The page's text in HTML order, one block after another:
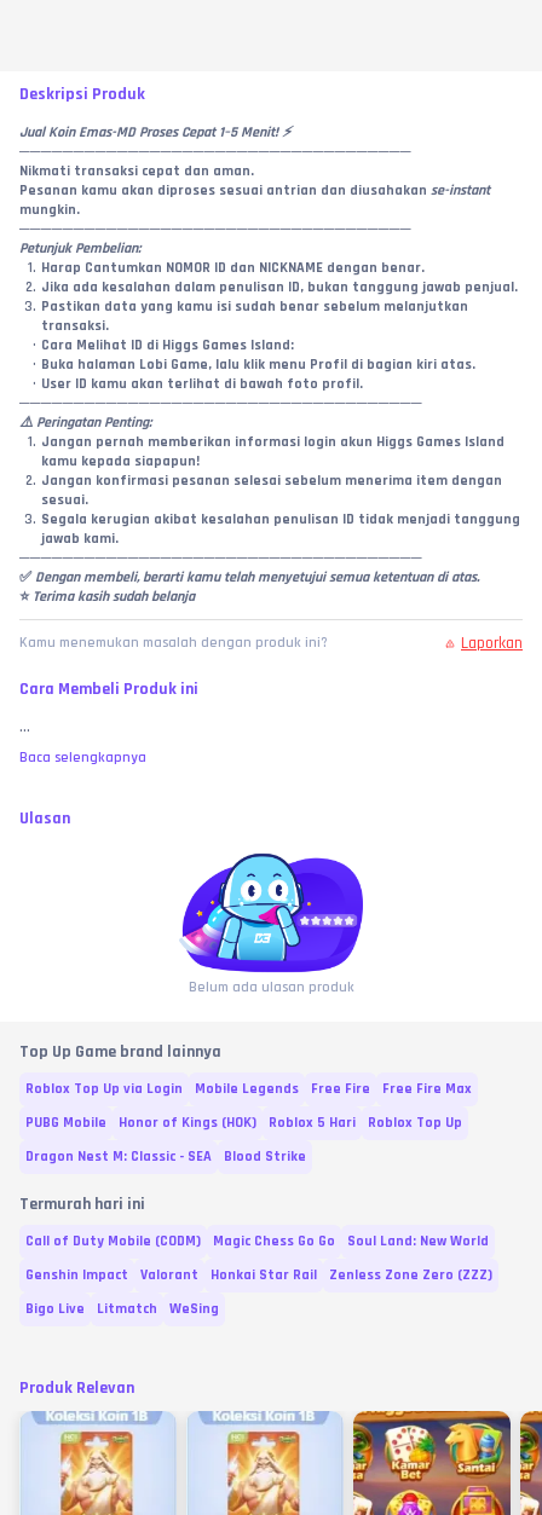
Deskripsi Produk
Jual Koin Emas-MD Proses Cepat 1–5 Menit! ⚡
────────────────────────────────────
Nikmati transaksi cepat dan aman.
Pesanan kamu akan diproses sesuai antrian dan diusahakan se-instant
mungkin.
────────────────────────────────────
Petunjuk Pembelian:
Harap Cantumkan NOMOR ID dan NICKNAME dengan benar.
Jika ada kesalahan dalam penulisan ID, bukan tanggung jawab penjual.
Pastikan data yang kamu isi sudah benar sebelum melanjutkan
transaksi.
Cara Melihat ID di Higgs Games Island:
Buka halaman Lobi Game, lalu klik menu Profil di bagian kiri atas.
User ID kamu akan terlihat di bawah foto profil.
─────────────────────────────────────
⚠️ Peringatan Penting:
Jangan pernah memberikan informasi login akun Higgs Games Island
kamu kepada siapapun!
Jangan konfirmasi pesanan selesai sebelum menerima item dengan
sesuai.
Segala kerugian akibat kesalahan penulisan ID tidak menjadi tanggung
jawab kami.
─────────────────────────────────────
✅ Dengan membeli, berarti kamu telah menyetujui semua ketentuan di atas.
⭐ Terima kasih sudah belanja
Kamu menemukan masalah dengan produk ini? Laporkan
Cara Membeli Produk ini
...
Baca selengkapnya
Ulasan
Belum ada ulasan produk
Top Up Game brand lainnya
Roblox Top Up via Login Mobile Legends Free Fire
Free Fire Max
PUBG Mobile
Honor of Kings (HOK) Roblox 5 Hari
Roblox Top Up
Dragon Nest M: Classic - SEA
Blood Strike
Termurah hari ini
Call of Duty Mobile (CODM) Magic Chess Go Go
Soul Land: New World
Genshin Impact
Valorant Honkai Star Rail
Zenless Zone Zero (ZZZ)
Bigo Live
Litmatch WeSing
Produk Relevan